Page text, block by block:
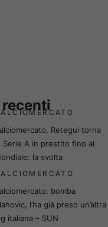
Retegui torna
Serie A in prestito fino al
la svolta
bomba
l’ha già preso un’altra
italiana – SUN